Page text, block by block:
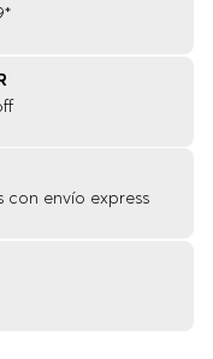
con envío express